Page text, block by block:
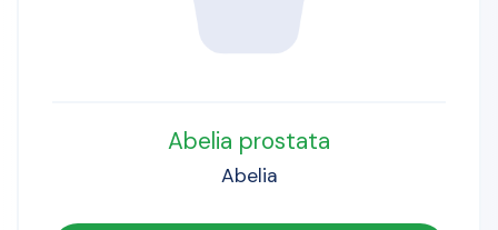
Abelia prostata
Abelia